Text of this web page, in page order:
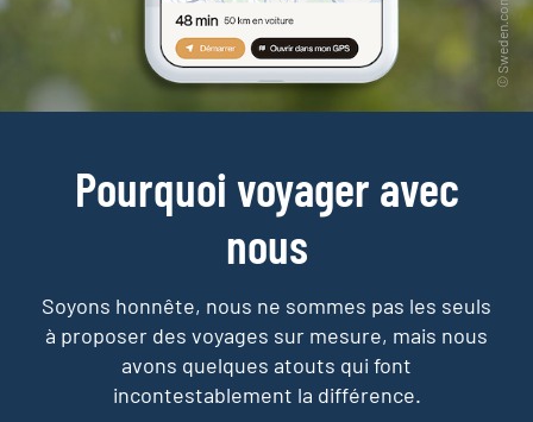
Pourquoi voyager avec
nous
Soyons honnête, nous ne sommes pas les seuls
à proposer des voyages sur mesure, mais nous
avons quelques atouts qui font
incontestablement la différence.